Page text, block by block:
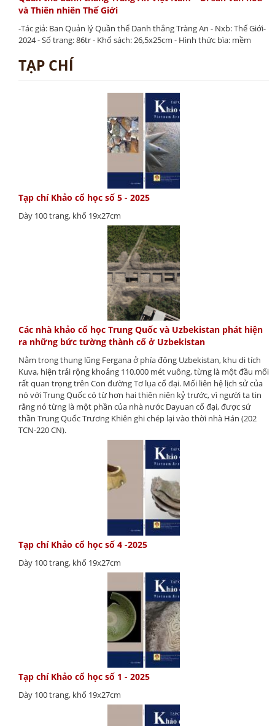
và Thiên nhiên Thế Giới
-Tác giả: Ban Quản lý Quần thể Danh thắng Tràng An - Nxb: Thế Giới-
2024 - Số trang: 86tr - Khổ sách: 26,5x25cm - Hình thức bìa: mềm
TẠP CHÍ
Tạp chí Khảo cổ học số 5 - 2025
Dày 100 trang, khổ 19x27cm
Các nhà khảo cổ học Trung Quốc và Uzbekistan phát hiện
ra những bức tường thành cổ ở Uzbekistan
Nằm trong thung lũng Fergana ở phía đông Uzbekistan, khu di tích
Kuva, hiện trải rộng khoảng 110.000 mét vuông, từng là một đầu mối
rất quan trọng trên Con đường Tơ lụa cổ đại. Mối liên hệ lịch sử của
nó với Trung Quốc có từ hơn hai thiên niên kỷ trước, vì người ta tin
rằng nó từng là một phần của nhà nước Dayuan cổ đại, được sứ
thần Trung Quốc Trương Khiên ghi chép lại vào thời nhà Hán (202
TCN-220 CN).
Tạp chí Khảo cổ học số 4 -2025
Dày 100 trang, khổ 19x27cm
Tạp chí Khảo cổ học số 1 - 2025
Dày 100 trang, khổ 19x27cm